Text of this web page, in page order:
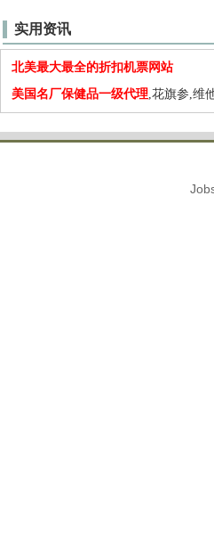
实用资讯
北美最大最全的折扣机票网站
美国名厂保健品一级代理,花旗参,维